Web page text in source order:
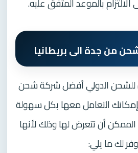
من جدة الى بريطانيا
الدولي أفضل شركة شحن
التعامل معها بكل سهولة
أن تتعرض لها وذلك لأنها
لك ما يلي: